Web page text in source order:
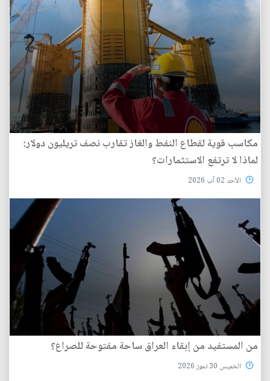
مكاسب قوية لقطاع النفط والغاز تقارب نصف تريليون دولار:
لماذا لا ترتفع الاستثمارات؟
الأحد 02 آب 2026
من المستفيد من إبقاء العراق ساحة مفتوحة للصراع؟
الخميس 30 تموز 2026